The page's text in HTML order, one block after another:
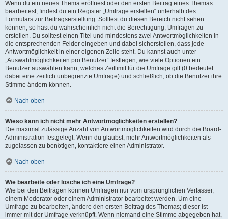
Wenn du ein neues Thema eröffnest oder den ersten Beitrag eines Themas
bearbeitest, findest du ein Register „Umfrage erstellen“ unterhalb des
Formulars zur Beitragserstellung. Solltest du diesen Bereich nicht sehen
können, so hast du wahrscheinlich nicht die Berechtigung, Umfragen zu
erstellen. Du solltest einen Titel und mindestens zwei Antwortmöglichkeiten in
die entsprechenden Felder eingeben und dabei sicherstellen, dass jede
Antwortmöglichkeit in einer eigenen Zeile steht. Du kannst auch unter
„Auswahlmöglichkeiten pro Benutzer“ festlegen, wie viele Optionen ein
Benutzer auswählen kann, welches Zeitlimit für die Umfrage gilt (0 bedeutet
dabei eine zeitlich unbegrenzte Umfrage) und schließlich, ob die Benutzer ihre
Stimme ändern können.
Nach oben
Wieso kann ich nicht mehr Antwortmöglichkeiten erstellen?
Die maximal zulässige Anzahl von Antwortmöglichkeiten wird durch die Board-
Administration festgelegt. Wenn du glaubst, mehr Antwortmöglichkeiten als
zugelassen zu benötigen, kontaktiere einen Administrator.
Nach oben
Wie bearbeite oder lösche ich eine Umfrage?
Wie bei den Beiträgen können Umfragen nur vom ursprünglichen Verfasser,
einem Moderator oder einem Administrator bearbeitet werden. Um eine
Umfrage zu bearbeiten, ändere den ersten Beitrag des Themas; dieser ist
immer mit der Umfrage verknüpft. Wenn niemand eine Stimme abgegeben hat,